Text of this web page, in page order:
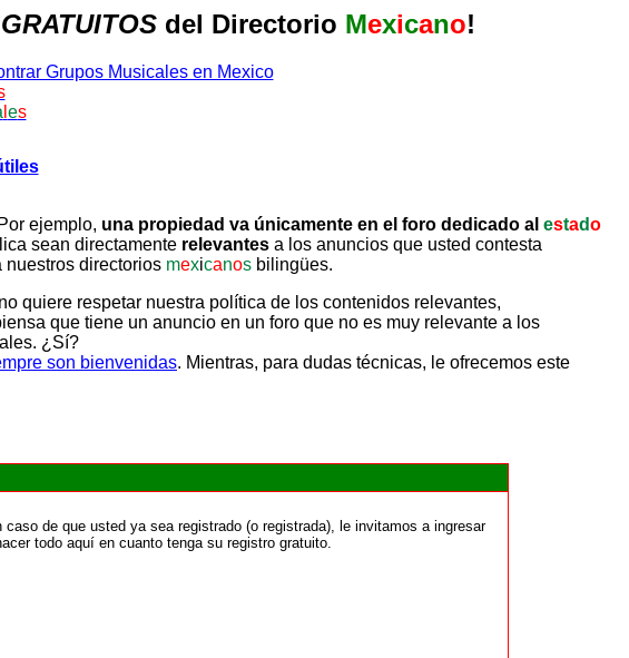
GRATUITOS del Directorio Mexicano!
es
ejemplo, una propiedad va únicamente en el foro dedicado al estado
sean directamente relevantes a los anuncios que usted contesta
nuestros directorios mexicanos bilingües.
quiere respetar nuestra política de los contenidos relevantes,
que tiene un anuncio en un foro que no es muy relevante a los
¿Sí?
son bienvenidas. Mientras, para dudas técnicas, le ofrecemos este
de que usted ya sea registrado (o registrada), le invitamos a ingresar
todo aquí en cuanto tenga su registro gratuito.